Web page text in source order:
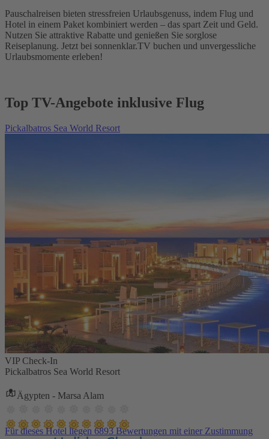
Pauschalreisen bieten stressfreien Urlaubsgenuss, indem Flug und
Hotel in einem Paket kombiniert werden – das spart Zeit und Geld.
Nutzen Sie attraktive Rabatte und genießen Sie sorglose
Reiseplanung. Jetzt bei sonnenklar.TV buchen und unvergessliche
Urlaubsmomente erleben!
Top TV-Angebote inklusive Flug
Pickalbatros Sea World Resort
VIP Check-In
Pickalbatros Sea World Resort
Ägypten - Marsa Alam
Für dieses Hotel liegen 6893 Bewertungen mit einer Zustimmung